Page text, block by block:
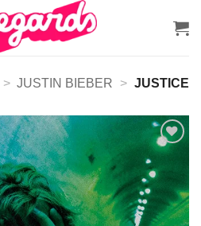
> JUSTIN BIEBER > JUSTICE
Adicionar
a lista de
desejos